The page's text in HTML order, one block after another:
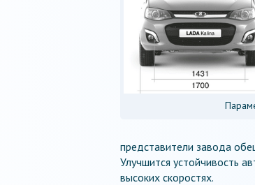
представители завода
Улучшится устойчивость
высоких скоростях.